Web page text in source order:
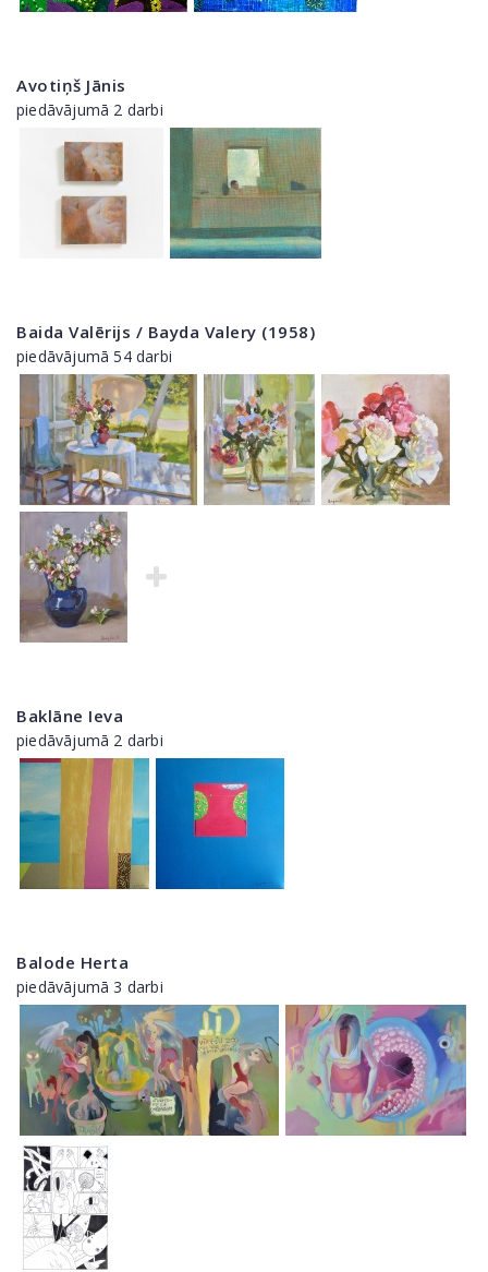
Avotiņš Jānis
piedāvājumā 2 darbi
Baida Valērijs / Bayda Valery (1958)
piedāvājumā 54 darbi
Baklāne Ieva
piedāvājumā 2 darbi
Balode Herta
piedāvājumā 3 darbi